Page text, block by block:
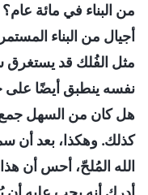
من البناء في مائة عام؟
أجيال من البناء
مثل الفُلك قد يستغرق
نفسه ينطبق أيضًا على
هل كان من السهل
كذلك. وهكذا، بعد أن
الله المُلحّ، أحس أن